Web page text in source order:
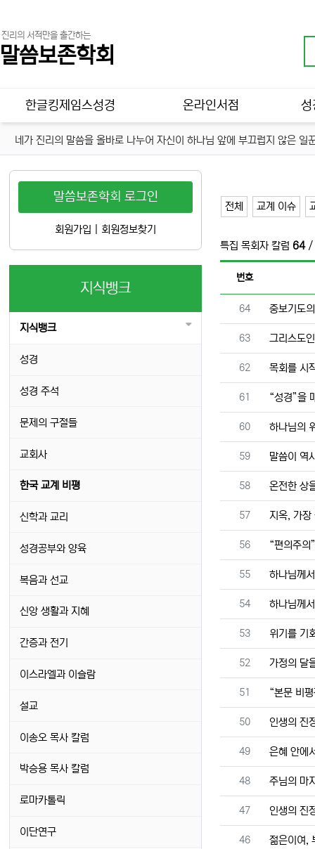
진리의 서적만을 출간하는
말씀보존학회
메인 메뉴
한글킹제임스성경 온라인서점 성
네가 진리의 말씀을 올바로 나누어 자신이 하나님 앞에 부끄럽지 않은
전체 교계 이슈
특집 목회자 칼럼 64/
번호
번호
64 중보기도
번호
63 그리스도
번호
62 목회를 시
번호
61 “성경”을
번호
60 하나님의
번호
59 말씀이 역
번호
58 온전한 상
번호
57 지옥, 가장
번호
56 “편의주의
번호
55 하나님께
번호
54 하나님께
번호
53 위기를 기
번호
52 가정의 달
번호
51 “본문 비
번호
50 인생의 진
번호
49 은혜 안에
번호
48 주님의 마
번호
47 인생의 진
번호
46 젊은이여,
말씀보존학회 로그인
회원가입 회원정보찾기
지식뱅크
지식뱅크
성경
성경 주석
문제의 구절들
교회사
한국 교계 비평
신학과 교리
성경공부와 양육
복음과 선교
신앙 생활과 지혜
간증과 전기
이스라엘과 이슬람
설교
이송오 목사 칼럼
박승용 목사 칼럼
로마카톨릭
이단연구